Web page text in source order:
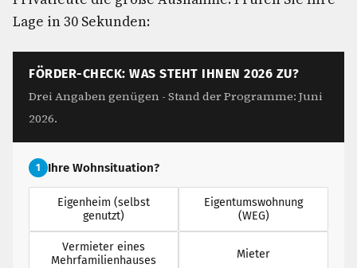
Lage in 30 Sekunden:
FÖRDER-CHECK: WAS STEHT IHNEN 2026 ZU?
Drei Angaben genügen - Stand der Programme: Juni
2026.
1 Ihre Wohnsituation?
Eigenheim (selbst
genutzt)
Eigentumswohnung
(WEG)
Vermieter eines
Mehrfamilienhauses
Mieter